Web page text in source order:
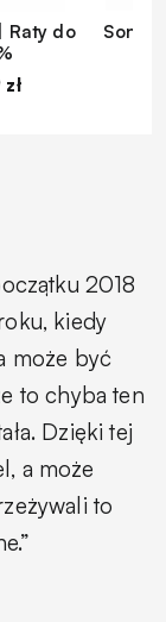
Raty do
Sony
2018
kiedy
może być
to chyba ten
Dzięki tej
a może
to